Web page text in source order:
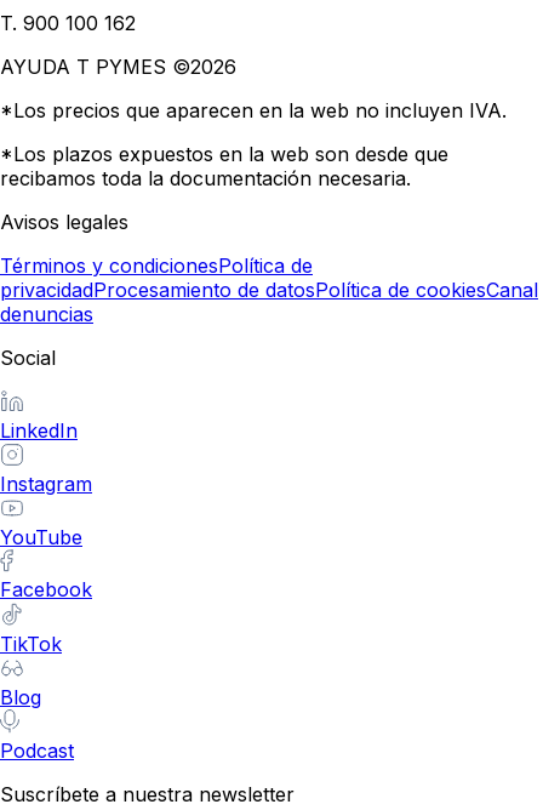
T. 900 100 162
AYUDA T PYMES ©2026
*Los precios que aparecen en la web no incluyen IVA.
*Los plazos expuestos en la web son desde que
recibamos toda la documentación necesaria.
Avisos legales
Términos y condicionesPolítica de
privacidadProcesamiento de datosPolítica de cookiesCanal
denuncias
Social
LinkedIn
Instagram
YouTube
Facebook
TikTok
Blog
Podcast
Suscríbete a nuestra newsletter